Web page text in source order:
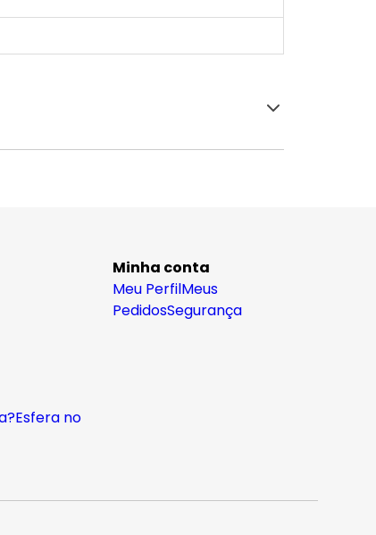
Minha conta
Meu PerfilMeus
PedidosSegurança
Esfera no